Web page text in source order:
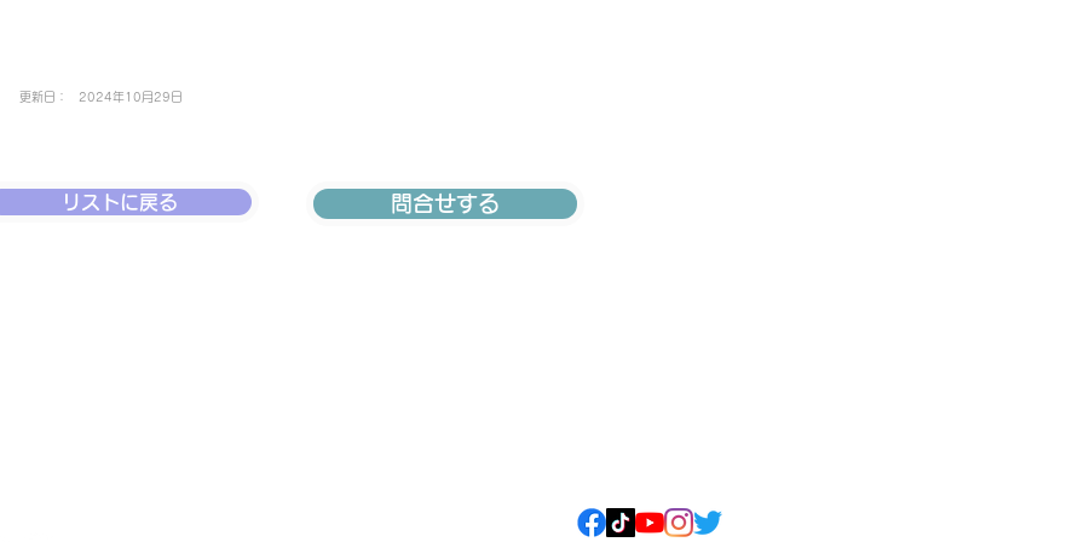
更新日： 2024年10月29日
リストに戻る 問合せする